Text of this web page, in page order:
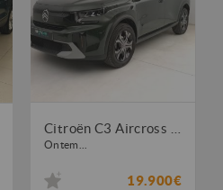
Ontem...
19.900€